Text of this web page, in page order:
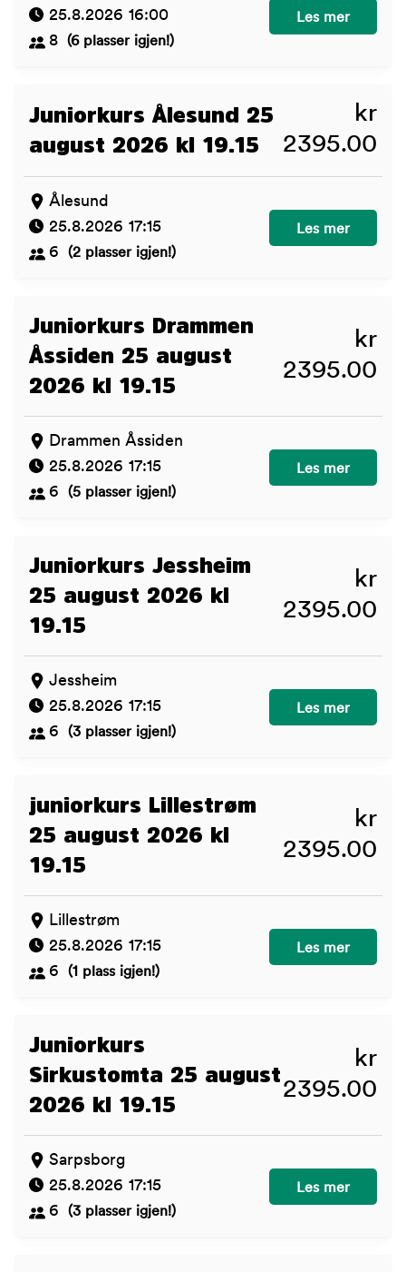
25.8.2026 16:00
8
(6 plasser igjen!)
Valpekurs
Les mer
Juniorkurs Ålesund 25
august 2026 kl 19.15
kr
2395.00
Ålesund
25.8.2026 17:15
6
(2 plasser igjen!)
Juniorkurs
Les mer
Juniorkurs Drammen
Åssiden 25 august
2026 kl 19.15
kr
2395.00
Drammen Åssiden
25.8.2026 17:15
6
(5 plasser igjen!)
Juniorkurs
Les mer
Juniorkurs Jessheim
25 august 2026 kl
19.15
kr
2395.00
Jessheim
25.8.2026 17:15
6
(3 plasser igjen!)
Juniorkurs
Les mer
juniorkurs Lillestrøm
25 august 2026 kl
19.15
kr
2395.00
Lillestrøm
25.8.2026 17:15
6
(1 plass igjen!)
juniorkurs
Les mer
Juniorkurs
Sirkustomta 25 august
2026 kl 19.15
kr
2395.00
Sarpsborg
25.8.2026 17:15
6
(3 plasser igjen!)
Juniorkurs
Les mer